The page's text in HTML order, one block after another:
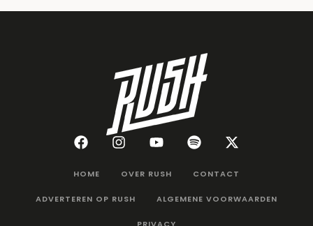
HOME OVER RUSH CONTACT
ADVERTEREN OP RUSH ALGEMENE VOORWAARDEN